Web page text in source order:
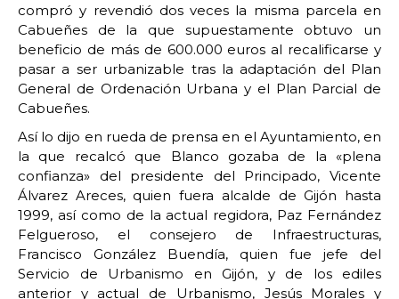
compró y revendió dos veces la misma parcela en
Cabueñes de la que supuestamente obtuvo un
beneficio de más de 600.000 euros al recalificarse y
pasar a ser urbanizable tras la adaptación del Plan
General de Ordenación Urbana y el Plan Parcial de
Cabueñes.
Así lo dijo en rueda de prensa en el Ayuntamiento, en
la que recalcó que Blanco gozaba de la «plena
confianza» del presidente del Principado, Vicente
Álvarez Areces, quien fuera alcalde de Gijón hasta
1999, así como de la actual regidora, Paz Fernández
Felgueroso, el consejero de Infraestructuras,
Francisco González Buendía, quien fue jefe del
Servicio de Urbanismo en Gijón, y de los ediles
anterior y actual de Urbanismo, Jesús Morales y